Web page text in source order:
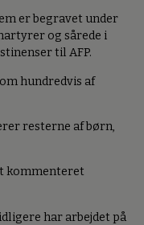
er begravet under
og sårede i
til AFP.
hundredvis af
resterne af børn,
kommenteret
har arbejdet på